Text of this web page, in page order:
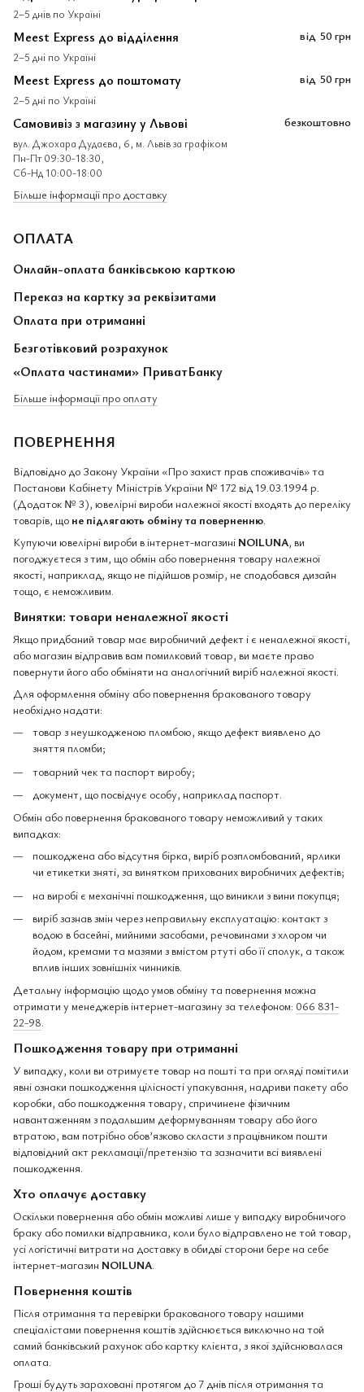
2–5 днів по Україні
Meest Express до відділення
2–5 дні по Україні
від 50 грн
Meest Express до поштомату
2–5 дні по Україні
від 50 грн
Самовивіз з магазину у Львові
вул. Джохара Дудаєва, 6, м. Львів за графіком
Пн-Пт 09:30-18:30,
Сб-Нд 10:00-18:00
безкоштовно
Більше інформації про доставку
ОПЛАТА
Онлайн-оплата банківською карткою
Переказ на картку за реквізитами
Оплата при отриманні
Безготівковий розрахунок
«Оплата частинами» ПриватБанку
Більше інформації про оплату
ПОВЕРНЕННЯ
Відповідно до Закону України «Про захист прав споживачів» та
Постанови Кабінету Міністрів України № 172 від 19.03.1994 р.
(Додаток № 3), ювелірні вироби належної якості входять до переліку
товарів, що не підлягають обміну та поверненню.
Купуючи ювелірні вироби в інтернет-магазині NOILUNA, ви
погоджуєтеся з тим, що обмін або повернення товару належної
якості, наприклад, якщо не підійшов розмір, не сподобався дизайн
тощо, є неможливим.
Винятки: товари неналежної якості
Якщо придбаний товар має виробничий дефект і є неналежної якості,
або магазин відправив вам помилковий товар, ви маєте право
повернути його або обміняти на аналогічний виріб належної якості.
Для оформлення обміну або повернення бракованого товару
необхідно надати:
товар з неушкодженою пломбою, якщо дефект виявлено до
зняття пломби;
товарний чек та паспорт виробу;
документ, що посвідчує особу, наприклад паспорт.
Обмін або повернення бракованого товару неможливий у таких
випадках:
пошкоджена або відсутня бірка, виріб розпломбований, ярлики
чи етикетки зняті, за винятком прихованих виробничих дефектів;
на виробі є механічні пошкодження, що виникли з вини покупця;
виріб зазнав змін через неправильну експлуатацію: контакт з
водою в басейні, мийними засобами, речовинами з хлором чи
йодом, кремами та мазями з вмістом ртуті або її сполук, а також
вплив інших зовнішніх чинників.
Детальну інформацію щодо умов обміну та повернення можна
отримати у менеджерів інтернет-магазину за телефоном: 066 831-
22-98.
Пошкодження товару при отриманні
У випадку, коли ви отримуєте товар на пошті та при огляді помітили
явні ознаки пошкодження цілісності упакування, надриви пакету або
коробки, або пошкодження товару, спричинене фізичним
навантаженням з подальшим деформуванням товару або його
втратою, вам потрібно обов’язково скласти з працівником пошти
відповідний акт рекламації/претензію та зазначити всі виявлені
пошкодження.
Хто оплачує доставку
Оскільки повернення або обмін можливі лише у випадку виробничого
браку або помилки відправника, коли було відправлено не той товар,
усі логістичні витрати на доставку в обидві сторони бере на себе
інтернет-магазин NOILUNA.
Повернення коштів
Після отримання та перевірки бракованого товару нашими
спеціалістами повернення коштів здійснюється виключно на той
самий банківський рахунок або картку клієнта, з якої здійснювалася
оплата.
Гроші будуть зараховані протягом до 7 днів після отримання та